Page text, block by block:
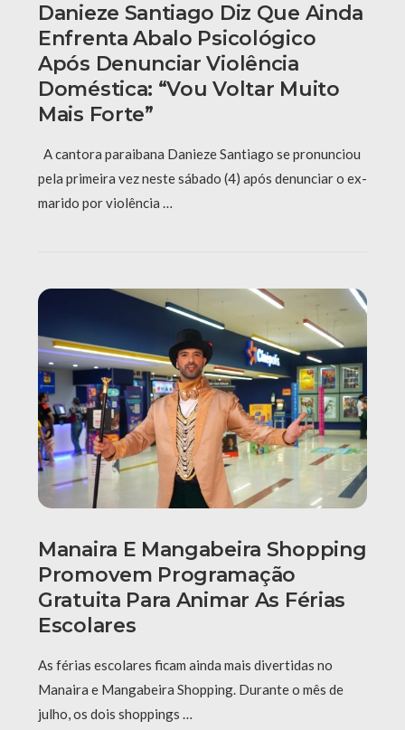
Danieze Santiago Diz Que Ainda
Enfrenta Abalo Psicológico
Após Denunciar Violência
Doméstica: “Vou Voltar Muito
Mais Forte”
A cantora paraibana Danieze Santiago se pronunciou
pela primeira vez neste sábado (4) após denunciar o ex-
marido por violência …
Manaira E Mangabeira Shopping
Promovem Programação
Gratuita Para Animar As Férias
Escolares
As férias escolares ficam ainda mais divertidas no
Manaira e Mangabeira Shopping. Durante o mês de
julho, os dois shoppings …